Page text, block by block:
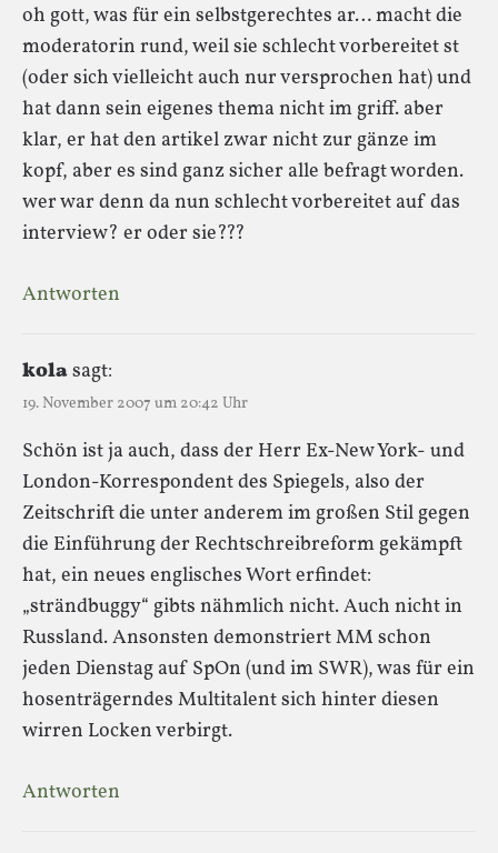
oh gott, was für ein selbstgerechtes ar… macht die
moderatorin rund, weil sie schlecht vorbereitet st
(oder sich vielleicht auch nur versprochen hat) und
hat dann sein eigenes thema nicht im griff. aber
klar, er hat den artikel zwar nicht zur gänze im
kopf, aber es sind ganz sicher alle befragt worden.
wer war denn da nun schlecht vorbereitet auf das
interview? er oder sie???
Antworten
kolasagt:
19. November 2007 um 20:42 Uhr
Schön ist ja auch, dass der Herr Ex-New York- und
London-Korrespondent des Spiegels, also der
Zeitschrift die unter anderem im großen Stil gegen
die Einführung der Rechtschreibreform gekämpft
hat, ein neues englisches Wort erfindet:
„strändbuggy“ gibts nähmlich nicht. Auch nicht in
Russland. Ansonsten demonstriert MM schon
jeden Dienstag auf SpOn (und im SWR), was für ein
hosenträgerndes Multitalent sich hinter diesen
wirren Locken verbirgt.
Antworten